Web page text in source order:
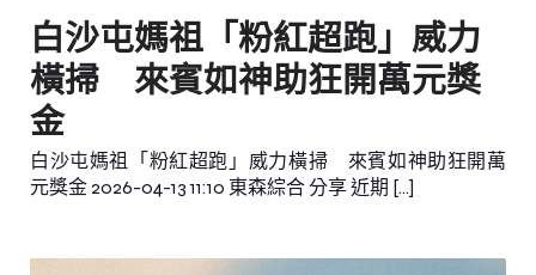
白沙屯媽祖「粉紅超跑」威力
橫掃 來賓如神助狂開萬元獎
金
白沙屯媽祖「粉紅超跑」威力橫掃 來賓如神助狂開萬
元獎金 2026-04-13 11:10 東森綜合 分享 近期 […]